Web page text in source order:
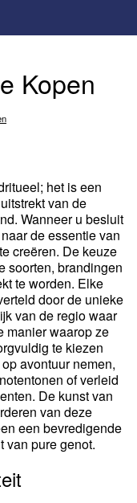
Kopen
het is een
van de
Wanneer u besluit
de essentie van
creëren. De keuze
soorten, brandingen
te worden. Elke
door de unieke
van de regio waar
manier waarop ze
te kiezen
avontuur nemen,
of verleid
De kunst van
van deze
een bevredigende
van pure genot.